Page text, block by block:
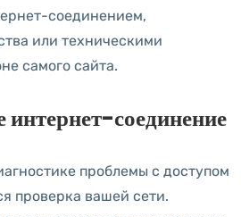
соединением,
или техническими
самого сайта.
интернет-соединение
проблемы с доступом
проверка вашей сети.